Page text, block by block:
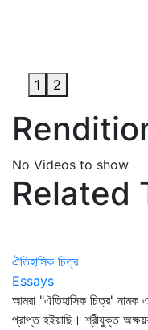
1 2
No Videos to show
Related
ঐতিহাসিক চিত্র
Essays
আমরা "ঐতিহাসিক চিত্র' নামক
প্রাপ্ত হইয়াছি। শ্রীযুক্ত